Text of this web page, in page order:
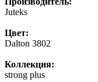
Juteks
Цвет:
Dalton 3802
Коллекция:
strong plus